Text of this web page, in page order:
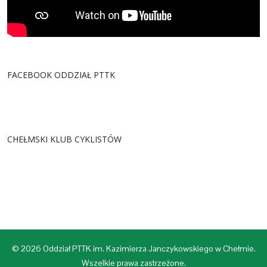
FACEBOOK ODDZIAŁ PTTK
CHEŁMSKI KLUB CYKLISTÓW
© 2026 Oddział PTTK im. Kazimierza Janczykowskiego w Chełmie.
Wszelkie prawa zastrzeżone.